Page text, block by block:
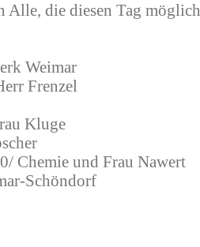
die diesen Tag möglich
Weimar
Frenzel
Kluge
Chemie und Frau Nawert
Schöndorf